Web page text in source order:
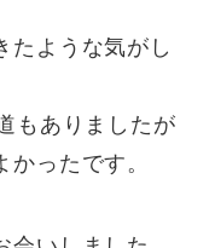
たような気がし
もありましたが
ったです。